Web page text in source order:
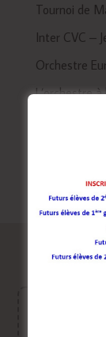
Tournoi de
Inter CVC –
Orchestre
L’orchestre